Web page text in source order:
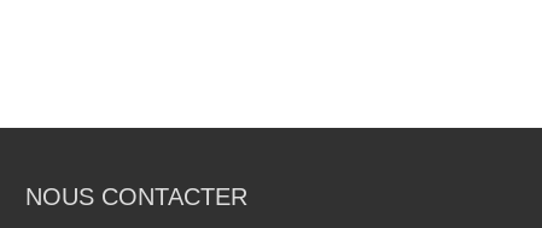
NOUS CONTACTER